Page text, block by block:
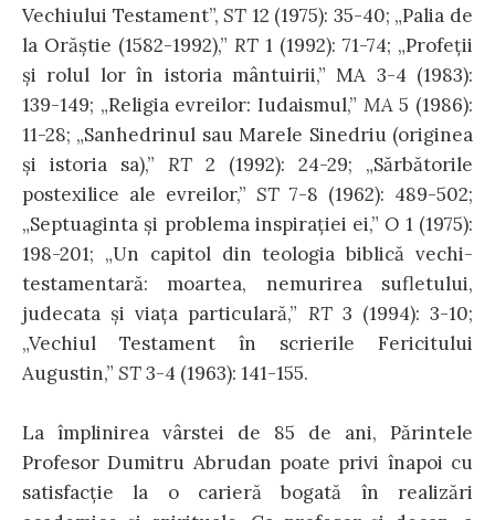
Vechiului Testament”,ST 1­2 (1975): 35-­40; „Palia de
la Orăştie (1582­-1992),” RT 1 (1992): 71-­74; „Profeţii
şi rolul lor în istoria mântuirii,” MA 3-­4 (1983):
139­-149; „Religia evreilor: Iudaismul,” MA5 (1986):
11-­28; „Sanhedrinul sau Marele Sinedriu (originea
şi istoria sa),” RT 2 (1992): 24-­29; „Sărbătorile
postexilice ale evreilor,” ST 7-­8 (1962): 489­-502;
„Septuaginta şi problema inspiraţiei ei,”O 1 (1975):
198­-201; „Un capitol din teologia biblică vechi­
testamentară: moartea, nemurirea sufletului,
judecata şi viaţa particulară,” RT3 (1994): 3-­10;
„Vechiul Testament în scrierile Fericitului
Augustin,” ST3­-4 (1963): 141-­155.
La împlinirea vârstei de 85 de ani, Părintele
Profesor Dumitru Abrudan poate privi înapoi cu
satisfacție la o carieră bogată în realizări